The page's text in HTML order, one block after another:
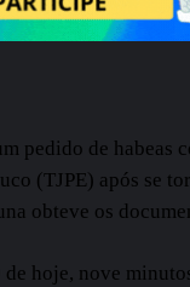
pedido de
(TJPE) após se
obteve os
de hoje, nove